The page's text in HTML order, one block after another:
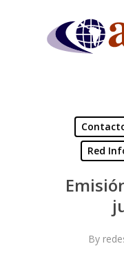
Red
By